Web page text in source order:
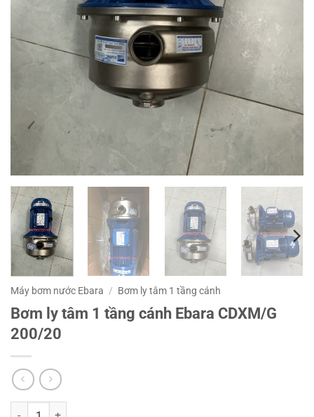
Máy bơm nước Ebara / Bơm ly tâm 1 tầng cánh
Bơm ly tâm 1 tầng cánh Ebara CDXM/G
200/20
Bơm ly tâm 1 tầng cánh Ebara CDXM/G 200/20 số lượng